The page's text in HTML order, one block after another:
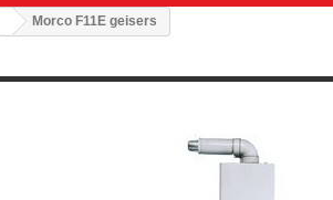
Morco F11E geisers